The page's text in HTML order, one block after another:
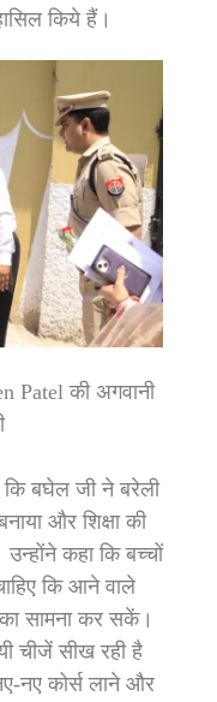
किये हैं।
Patel की अगवानी
कि बघेल जी ने बरेली
और शिक्षा की
कहा कि बच्चों
कि आने वाले
सामना कर सकें।
चीजें सीख रही है
नए कोर्स लाने और